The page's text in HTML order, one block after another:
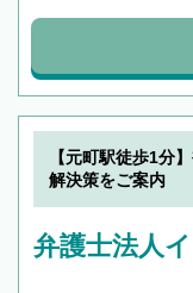
【元町駅徒歩1分
解決策をご案内
弁護士法人